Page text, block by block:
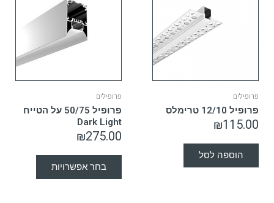
פרופילים
פרופיל 12/10 טרימלס
₪115.00
הוספה לסל
פרופילים
פרופיל 50/75 על הטייח
Dark Light
₪275.00
בחר אפשרויות